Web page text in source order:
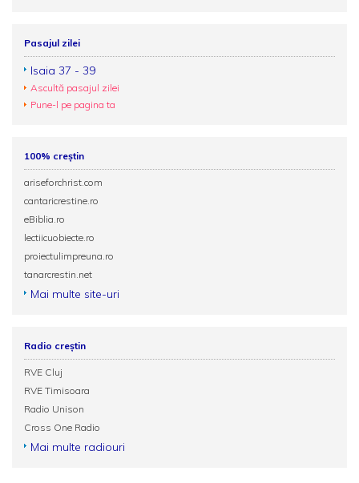
Pasajul zilei
Isaia 37 - 39
Ascultă pasajul zilei
Pune-l pe pagina ta
100% creștin
ariseforchrist.com
cantaricrestine.ro
eBiblia.ro
lectiicuobiecte.ro
proiectulimpreuna.ro
tanarcrestin.net
Mai multe site-uri
Radio creștin
RVE Cluj
RVE Timisoara
Radio Unison
Cross One Radio
Mai multe radiouri